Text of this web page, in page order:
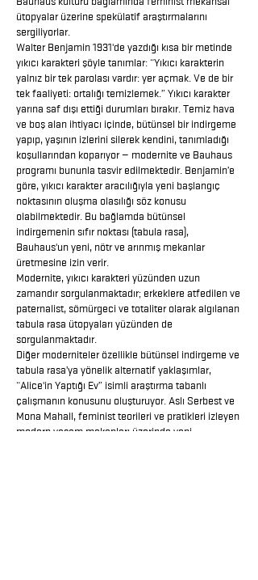
ütopyalar üzerine spekülatif araştırmalarını
sergiliyorlar.
Walter Benjamin 1931'de yazdığı kısa bir metinde
yıkıcı karakteri şöyle tanımlar: “Yıkıcı karakterin
yalnız bir tek parolası vardır: yer açmak. Ve de bir
tek faaliyeti: ortalığı temizlemek.” Yıkıcı karakter
yarına saf dışı ettiği durumları bırakır. Temiz hava
ve boş alan ihtiyacı içinde, bütünsel bir indirgeme
yapıp, yaşının izlerini silerek kendini, tanımladığı
koşullarından koparıyor — modernite ve Bauhaus
programı bununla tasvir edilmektedir. Benjamin’e
göre, yıkıcı karakter aracılığıyla yeni başlangıç
noktasının oluşma olasılığı söz konusu
olabilmektedir. Bu bağlamda bütünsel
indirgemenin sıfır noktası (tabula rasa),
Bauhaus'un yeni, nötr ve arınmış mekanlar
üretmesine izin verir.
Modernite, yıkıcı karakteri yüzünden uzun
zamandır sorgulanmaktadır; erkeklere atfedilen ve
paternalist, sömürgeci ve totaliter olarak algılanan
tabula rasa ütopyaları yüzünden de
sorgulanmaktadır.
Diğer moderniteler özellikle bütünsel indirgeme ve
tabula rasa’ya yönelik alternatif yaklaşımlar,
“Alice'in Yaptığı Ev” isimli araştırma tabanlı
çalışmanın konusunu oluşturuyor. Aslı Serbest ve
Mona Mahall, feminist teorileri ve pratikleri izleyen
modern yaşam mekanları üzerinde yeni